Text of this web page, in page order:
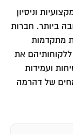
וניסיון
ביותר. חברות
מתקדמות
את
ועמידות
של דהרמה